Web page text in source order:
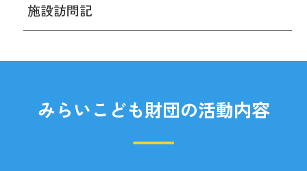
施設訪問記
みらいこども財団の活動内容